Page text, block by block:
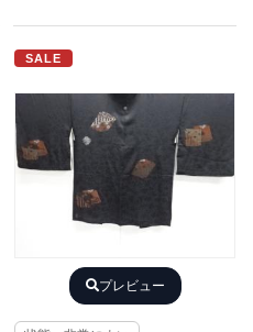
SALE
プレビュー